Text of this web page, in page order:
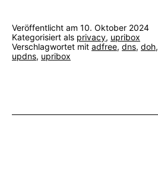
Usable
Privacy
Projekte
Veröffentlicht am 10. Oktober 2024
Kategorisiert als privacy, upribox
Verschlagwortet mit adfree, dns, doh,
updns, upribox